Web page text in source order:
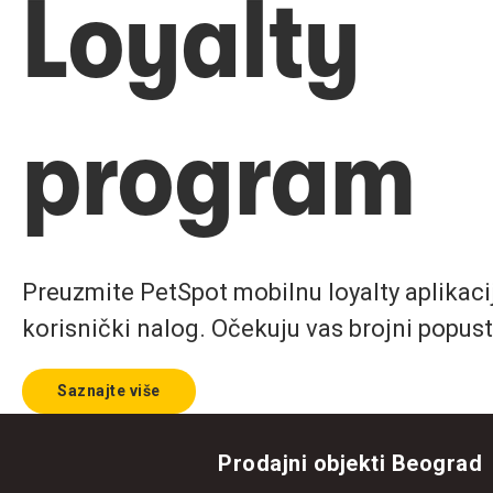
Loyalty
program
Preuzmite PetSpot mobilnu loyalty
korisnički nalog. Očekuju vas brojni
Saznajte više
Prodajni objekti Beograd